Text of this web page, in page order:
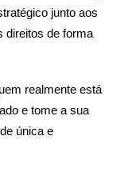
junto aos
direitos de forma
realmente está
e tome a sua
única e